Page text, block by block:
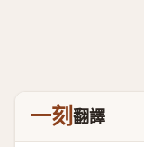
一刻 翻譯